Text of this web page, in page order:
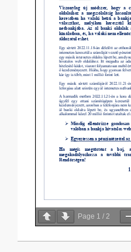
Page 1 / 2
2022-